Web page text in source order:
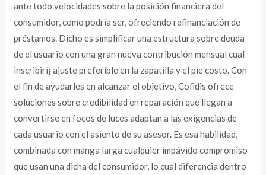
ante todo velocidades sobre la posición financiera del
consumidor, como podrí­a ser, ofreciendo refinanciación de
préstamos. Dicho es simplificar una estructura sobre deuda
de el usuario con una gran nueva contribución mensual cual
inscribirí¡ ajuste preferible en la zapatilla y el pie costo. Con
el fin de ayudarles en alcanzar el objetivo, Cofidis ofrece
soluciones sobre credibilidad en reparación que llegan a
convertirse en focos de luces adaptan a las exigencias de
cada usuario con el asiento de su asesor. Es esa habilidad,
combinada con manga larga cualquier impávido compromiso
que usan una dicha del consumidor, lo cual diferencia dentro